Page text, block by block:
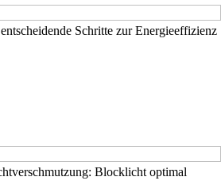
Schritte zur Energieeffizienz
Blocklicht optimal